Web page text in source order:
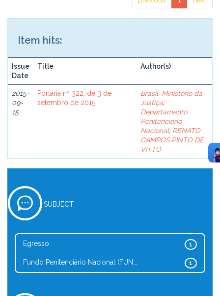
Item hits:
Issue
Date
Title Author(s)
2015-
09-
15
Portaria nº 322, de 3 de
setembro de 2015
Brasil. Ministério da
Justiça;
Departamento
Penitenciário
Nacional; RENATO
CAMPOS PINTO DE
VITTO
SUBJECT
1
Egresso
1
Fundo Penitenciário Nacional (FUN...